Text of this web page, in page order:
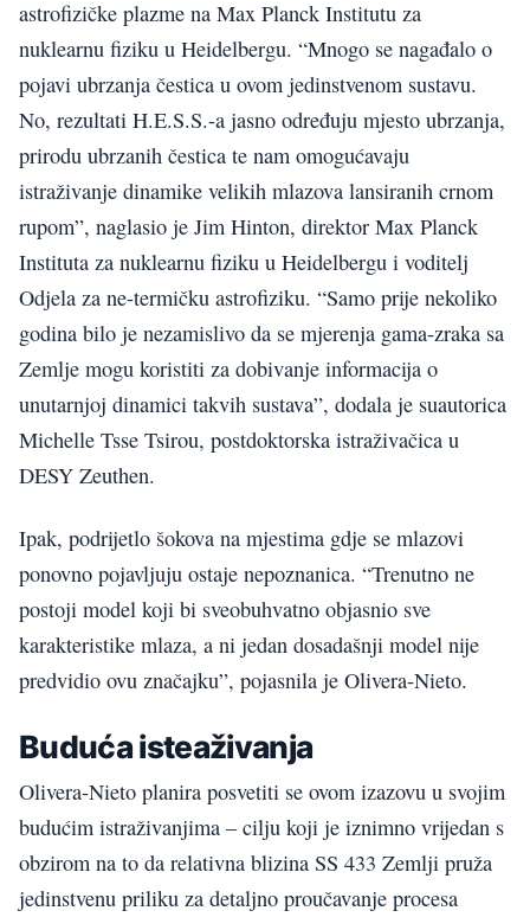
astrofizičke plazme na Max Planck Institutu za
nuklearnu fiziku u Heidelbergu. “Mnogo se nagađalo o
pojavi ubrzanja čestica u ovom jedinstvenom sustavu.
No, rezultati H.E.S.S.-a jasno određuju mjesto ubrzanja,
prirodu ubrzanih čestica te nam omogućavaju
istraživanje dinamike velikih mlazova lansiranih crnom
rupom”, naglasio je Jim Hinton, direktor Max Planck
Instituta za nuklearnu fiziku u Heidelbergu i voditelj
Odjela za ne-termičku astrofiziku. “Samo prije nekoliko
godina bilo je nezamislivo da se mjerenja gama-zraka sa
Zemlje mogu koristiti za dobivanje informacija o
unutarnjoj dinamici takvih sustava”, dodala je suautorica
Michelle Tsse Tsirou, postdoktorska istraživačica u
DESY Zeuthen.
Ipak, podrijetlo šokova na mjestima gdje se mlazovi
ponovno pojavljuju ostaje nepoznanica. “Trenutno ne
postoji model koji bi sveobuhvatno objasnio sve
karakteristike mlaza, a ni jedan dosadašnji model nije
predvidio ovu značajku”, pojasnila je Olivera-Nieto.
Buduća isteaživanja
Olivera-Nieto planira posvetiti se ovom izazovu u svojim
budućim istraživanjima – cilju koji je iznimno vrijedan s
obzirom na to da relativna blizina SS 433 Zemlji pruža
jedinstvenu priliku za detaljno proučavanje procesa